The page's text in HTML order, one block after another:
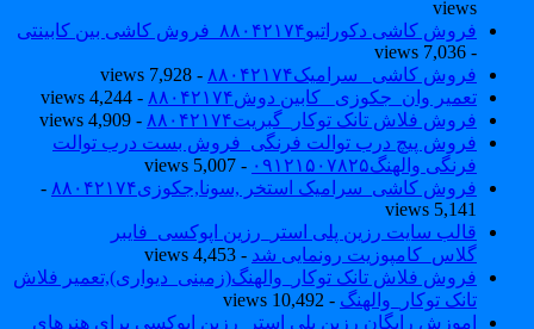
views
فروش کاشی دکوراتیو۸۸۰۴۲۱۷۴_فروش کاشی بین کابینتی
فروش کاشی _سرامیک۸۸۰۴۲۱۷۴
- 7,928 views
تعمیر وان_جکوزی_ کابین دوش۸۸۰۴۲۱۷۴
- 4,244 views
فروش فلاش تانک توکار_گبریت۸۸۰۴۲۱۷۴
- 4,909 views
فروش پیچ درب توالت فرنگی_فروش بست درب توالت
فرنگی والهنگ۰۹۱۲۱۵۰۷۸۲۵
- 5,007 views
فروش کاشی_سرامیک استخر ,سونا,جکوزی۸۸۰۴۲۱۷۴
-
5,141 views
قالب سایت رزین پلی استر_رزین اپوکسی_فایبر
گلاس_کامپوزیت رونمایی شد- 4,453 views
فروش فلاش تانک توکار_والهنگ(زمینی_دیواری),تعمیر فلاش
تانک توکار_والهنگ- 10,492 views
اموزش رایگان رزین پلی استر_رزین اپوکسی برای هنرهای